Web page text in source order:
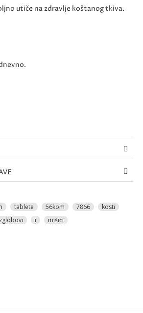
utiče na zdravlje koštanog tkiva.
tablete 56kom 7866
kosti
zglobovi
i mišići